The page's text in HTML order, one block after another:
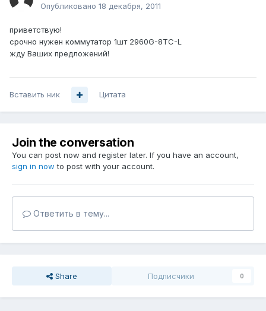
Опубликовано 18 декабря, 2011
приветствую!
срочно нужен коммутатор 1шт 2960G-8TC-L
жду Ваших предложений!
Вставить ник Цитата
Join the conversation
You can post now and register later. If you have an account,
sign in now to post with your account.
Ответить в тему...
Share Подписчики 0